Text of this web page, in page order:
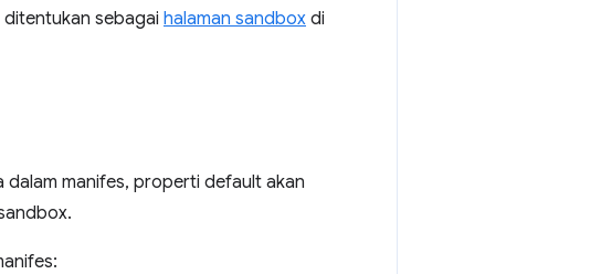
ditentukan sebagai halaman sandbox di
manifes, properti default akan